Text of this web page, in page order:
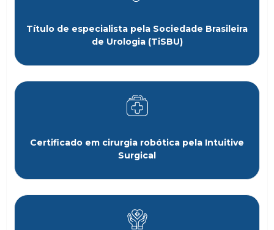
Título de especialista pela Sociedade Brasileira
de Urologia (TiSBU)
Certificado em cirurgia robótica pela Intuitive
Surgical